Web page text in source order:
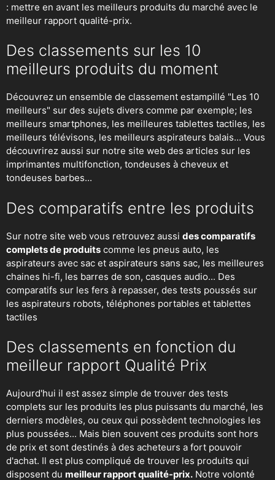
: mettre en avant les meilleurs produits du marché avec le
meilleur rapport qualité-prix.
Des classements sur les 10
meilleurs produits du moment
Découvrez un ensemble de classement estampillé "Les 10
meilleurs" sur des sujets divers comme par exemple; les
meilleurs smartphones, les meilleures tablettes tactiles, les
meilleurs télévisons, les meilleurs aspirateurs balais... Vous
découvrirez aussi sur notre site web des articles sur les
imprimantes multifonction, tondeuses à cheveux et
tondeuses barbes...
Des comparatifs entre les produits
Sur notre site web vous retrouvez aussi des comparatifs
complets de produits comme les pneus auto, les
aspirateurs avec sac et aspirateurs sans sac, les meilleures
chaines hi-fi, les barres de son, casques audio... Des
comparatifs sur les fers à repasser, des tests poussés sur
les aspirateurs robots, téléphones portables et tablettes
tactiles
Des classements en fonction du
meilleur rapport Qualité Prix
Aujourd'hui il est assez simple de trouver des tests
complets sur les produits les plus puissants du marché, les
derniers modèles, ou ceux qui possèdent technologies les
plus poussées... Mais bien souvent ces produits sont hors
de prix et sont destinés à des acheteurs a fort pouvoir
d'achat. Il est plus compliqué de trouver les produits qui
disposent du meilleur rapport qualité-prix. Notre volonté